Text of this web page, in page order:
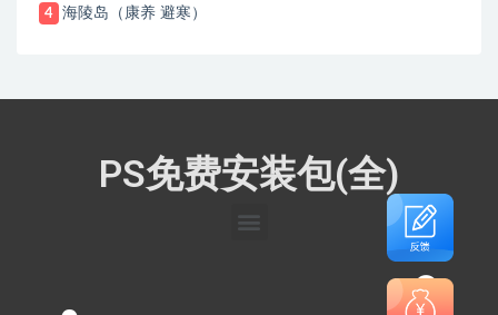
4 海陵岛（康养 避寒）
PS免费安装包(全)